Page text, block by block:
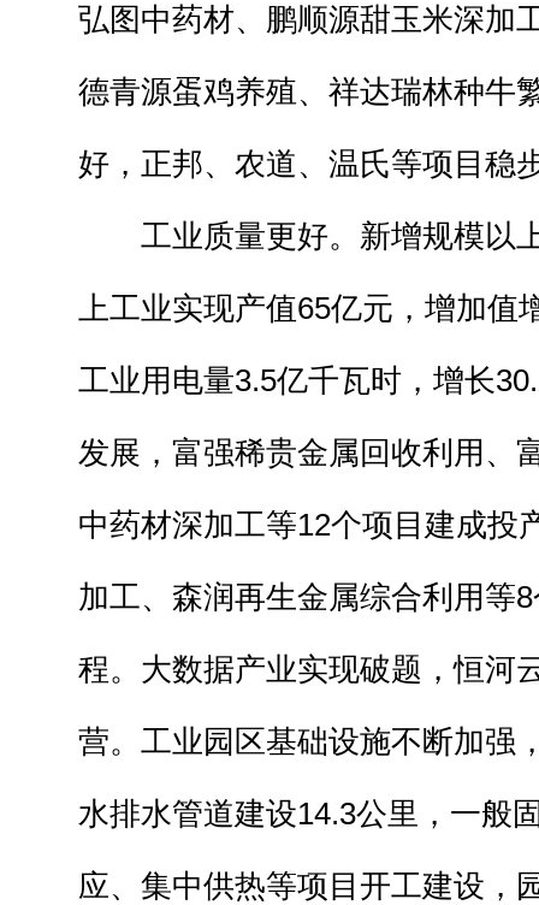
弘图中药材、鹏顺源甜玉米深加
德青源蛋鸡养殖、祥达瑞林种牛
好，正邦、农道、温氏等项目稳
工业质量更好。新增规模以
上工业实现产值65亿元，增加值
工业用电量3.5亿千瓦时，增长
发展，富强稀贵金属回收利用、
中药材深加工等12个项目建成投
加工、森润再生金属综合利用等
程。大数据产业实现破题，恒河
营。工业园区基础设施不断加强
水排水管道建设14.3公里，一般
应、集中供热等项目开工建设，